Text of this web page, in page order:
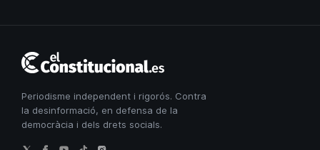
Constitucional
Periodisme independent i rigorós. Contra
la desinformació, en defensa de la
democràcia i dels drets socials.